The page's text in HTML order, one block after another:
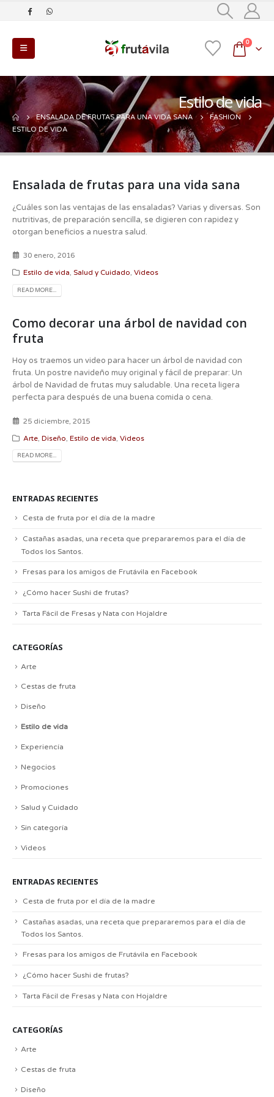
0
Estilo de vida
ENSALADA DE FRUTAS PARA UNA VIDA SANA
FASHION
ESTILO DE VIDA
Ensalada de frutas para una vida sana
¿Cuáles son las ventajas de las ensaladas? Varias y diversas. Son
nutritivas, de preparación sencilla, se digieren con rapidez y
otorgan beneficios a nuestra salud.
30 enero, 2016
Estilo de vida, Salud y Cuidado, Videos
READ MORE...
Como decorar una árbol de navidad con
fruta
Hoy os traemos un video para hacer un árbol de navidad con
fruta. Un postre navideño muy original y fácil de preparar: Un
árbol de Navidad de frutas muy saludable. Una receta ligera
perfecta para después de una buena comida o cena.
25 diciembre, 2015
Arte, Diseño, Estilo de vida, Videos
READ MORE...
ENTRADAS RECIENTES
Cesta de fruta por el día de la madre
Castañas asadas, una receta que prepararemos para el día de
Todos los Santos.
Fresas para los amigos de Frutávila en Facebook
¿Cómo hacer Sushi de frutas?
Tarta Fácil de Fresas y Nata con Hojaldre
CATEGORÍAS
Arte
Cestas de fruta
Diseño
Estilo de vida
Experiencía
Negocios
Promociones
Salud y Cuidado
Sin categoría
Videos
ENTRADAS RECIENTES
Cesta de fruta por el día de la madre
Castañas asadas, una receta que prepararemos para el día de
Todos los Santos.
Fresas para los amigos de Frutávila en Facebook
¿Cómo hacer Sushi de frutas?
Tarta Fácil de Fresas y Nata con Hojaldre
CATEGORÍAS
Arte
Cestas de fruta
Diseño